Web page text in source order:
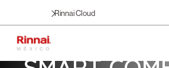
Rinnai Cloud